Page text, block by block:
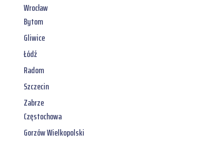
Wrocław
Bytom
Gliwice
Łódź
Radom
Szczecin
Zabrze
Częstochowa
Gorzów Wielkopolski